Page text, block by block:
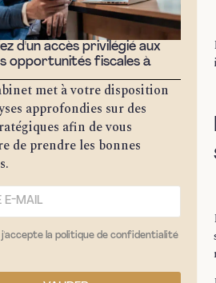
d'un accès privilégié aux
opportunités fiscales à
met à votre disposition
approfondies sur des
afin de vous
de prendre les bonnes
j'accepte la politique de confidentialité